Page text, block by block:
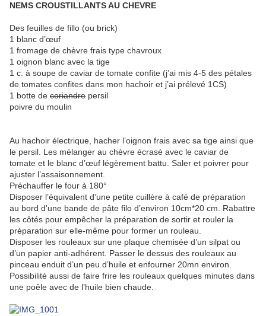
NEMS CROUSTILLANTS AU CHEVRE
Des feuilles de fillo (ou brick)
1 blanc d’œuf
1 fromage de chèvre frais type chavroux
1 oignon blanc avec la tige
1 c. à soupe de caviar de tomate confite (j’ai mis 4-5 des pétales
de tomates confites dans mon hachoir et j’ai prélevé 1CS)
1 botte de coriandre persil
poivre du moulin
Au hachoir électrique, hacher l’oignon frais avec sa tige ainsi que
le persil. Les mélanger au chèvre écrasé avec le caviar de
tomate et le blanc d’œuf légèrement battu. Saler et poivrer pour
ajuster l’assaisonnement.
Préchauffer le four à 180°
Disposer l’équivalent d’une petite cuillère à café de préparation
au bord d’une bande de pâte filo d’environ 10cm*20 cm. Rabattre
les côtés pour empêcher la préparation de sortir et rouler la
préparation sur elle-même pour former un rouleau.
Disposer les rouleaux sur une plaque chemisée d’un silpat ou
d’un papier anti-adhérent. Passer le dessus des rouleaux au
pinceau enduit d’un peu d’huile et enfourner 20mn environ.
Possibilité aussi de faire frire les rouleaux quelques minutes dans
une poêle avec de l’huile bien chaude.